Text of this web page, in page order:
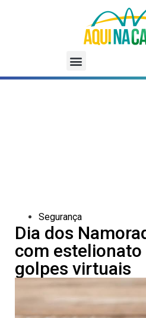
Segurança
Dia dos
com
golpes virtuais